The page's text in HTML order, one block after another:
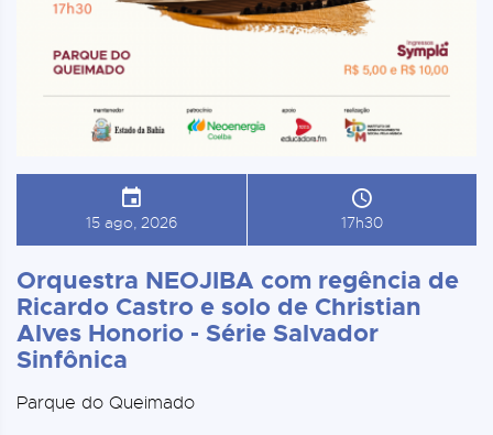
15 ago, 2026 17h30
Orquestra NEOJIBA com regência de
Ricardo Castro e solo de Christian
Alves Honorio - Série Salvador
Sinfônica
Parque do Queimado